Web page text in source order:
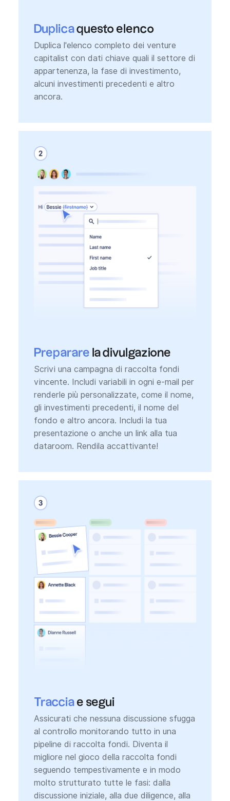
Duplicaquesto elenco
Duplica l'elenco completo dei venture
capitalist con dati chiave quali il settore di
appartenenza, la fase di investimento,
alcuni investimenti precedenti e altro
ancora.
Preparare la divulgazione
Scrivi una campagna di raccolta fondi
vincente. Includi variabili in ogni e-mail per
renderle più personalizzate, come il nome,
gli investimenti precedenti, il nome del
fondo e altro ancora. Includi la tua
presentazione o anche un link alla tua
dataroom. Rendila accattivante!
Tracciae segui
Assicurati che nessuna discussione sfugga
al controllo monitorando tutto in una
pipeline di raccolta fondi. Diventa il
migliore nel gioco della raccolta fondi
seguendo tempestivamente e in modo
molto strutturato tutte le fasi: dalla
discussione iniziale, alla due diligence, alla